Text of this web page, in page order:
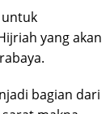
untuk
yang akan
bagian dari